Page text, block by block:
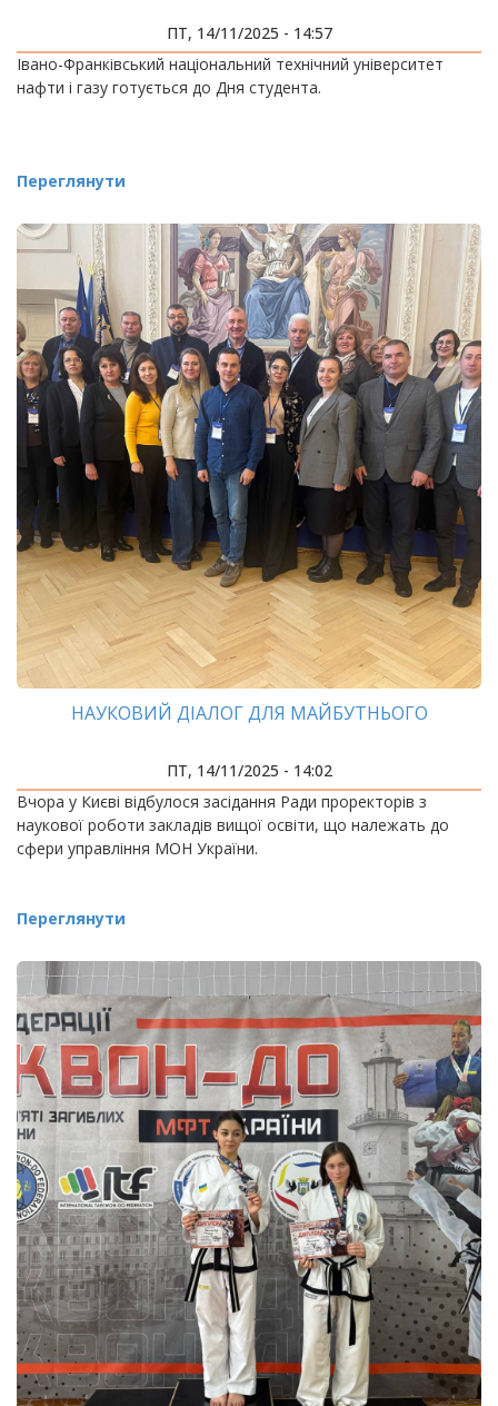
ПТ, 14/11/2025 - 14:57
Івано-Франківський національний технічний університет
нафти і газу готується до Дня студента.
Переглянути
НАУКОВИЙ ДІАЛОГ ДЛЯ МАЙБУТНЬОГО
ПТ, 14/11/2025 - 14:02
Вчора у Києві відбулося засідання Ради проректорів з
наукової роботи закладів вищої освіти, що належать до
сфери управління МОН України.
Переглянути